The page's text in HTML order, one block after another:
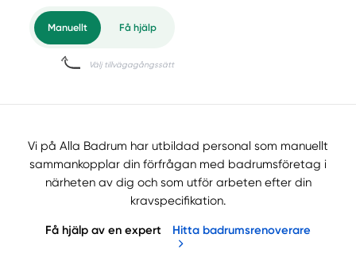
Vi på Alla Badrum har utbildad personal som manuellt
sammankopplar din förfrågan med badrumsföretag i
närheten av dig och som utför arbeten efter din
kravspecifikation.
Få hjälp av en expert Hitta badrumsrenoverare